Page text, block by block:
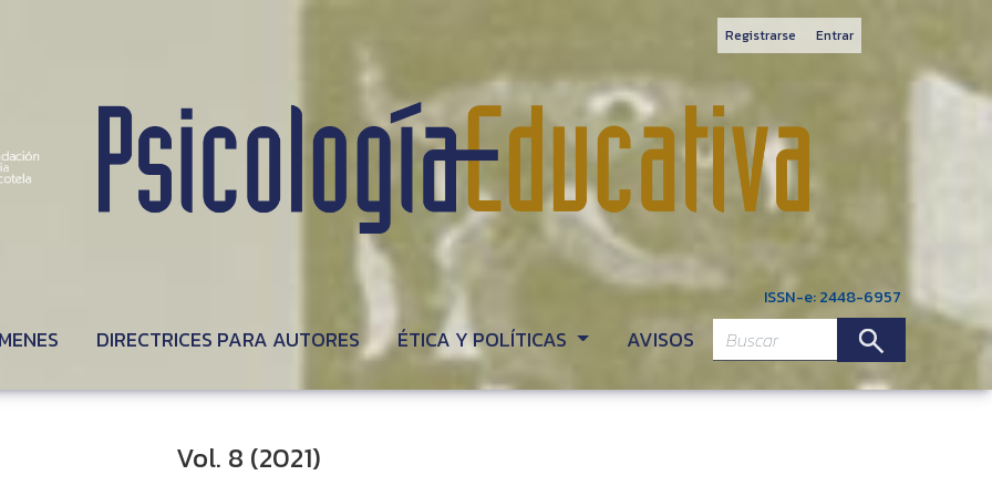
ISSN-e: 2448-6957
DIRECTRICES PARA AUTORES ÉTICA Y POLÍTICAS AVISOS
Registrarse Entrar
Vol. 8 (2021)